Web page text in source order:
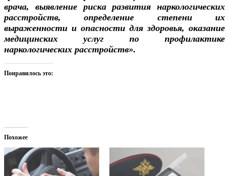
врача, выявление риска развития наркологических
расстройств, определение степени их
выраженности и опасности для здоровья, оказание
медицинских услуг по профилактике
наркологических расстройств».
Понравилось это:
Похожее